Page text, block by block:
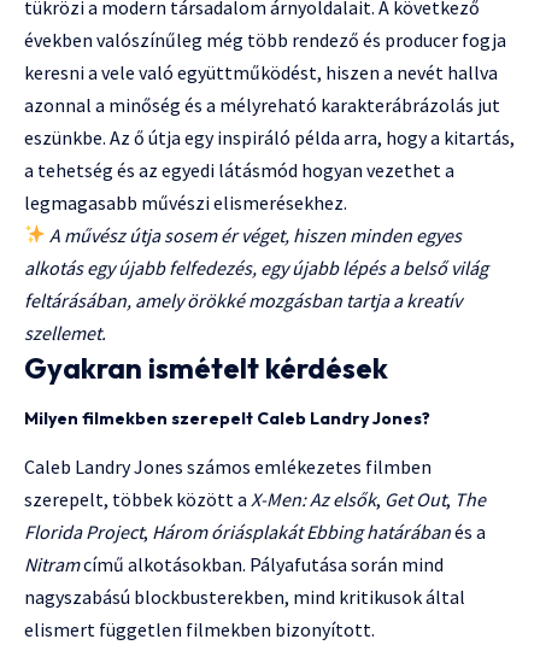
tükrözi a modern társadalom árnyoldalait. A következő
években valószínűleg még több rendező és producer fogja
keresni a vele való együttműködést, hiszen a nevét hallva
azonnal a minőség és a mélyreható karakterábrázolás jut
eszünkbe. Az ő útja egy inspiráló példa arra, hogy a kitartás,
a tehetség és az egyedi látásmód hogyan vezethet a
legmagasabb művészi elismerésekhez.
A művész útja sosem ér véget, hiszen minden egyes
alkotás egy újabb felfedezés, egy újabb lépés a belső világ
feltárásában, amely örökké mozgásban tartja a kreatív
szellemet.
Gyakran ismételt kérdések
Milyen filmekben szerepelt Caleb Landry Jones?
Caleb Landry Jones számos emlékezetes filmben
szerepelt, többek között a X-Men: Az elsők, Get Out, The
Florida Project, Három óriásplakát Ebbing határábanés a
Nitramcímű alkotásokban. Pályafutása során mind
nagyszabású blockbusterekben, mind kritikusok által
elismert független filmekben bizonyított.